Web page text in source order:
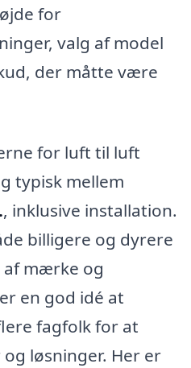
for
valg af model
der måtte være
for luft til luft
typisk mellem
, inklusive installation.
billigere og dyrere
mærke og
en god idé at
fagfolk for at
løsninger. Her er